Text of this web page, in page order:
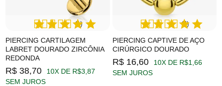
PIERCING CARTILAGEM
LABRET DOURADO ZIRCÔNIA
REDONDA
(1)
R$ 38,70
10X DE R$3,87
SEM JUROS
PIERCING CAPTIVE DE AÇO
CIRÚRGICO DOURADO
(4)
R$ 16,60
10X DE R$1,66
SEM JUROS